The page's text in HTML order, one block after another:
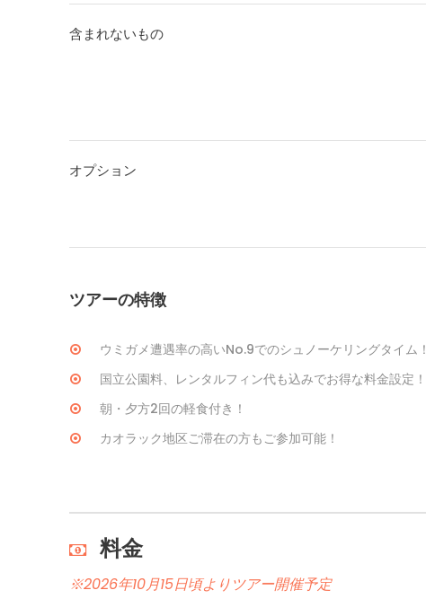
含まれないもの
オプション
ツアーの特徴
ウミガメ遭遇率の高いNo.9でのシュノーケリングタイム！
国立公園料、レンタルフィン代も込みでお得な料金設定！
朝・夕方2回の軽食付き！
カオラック地区ご滞在の方もご参加可能！
料金
※2026年10月15日頃よりツアー開催予定